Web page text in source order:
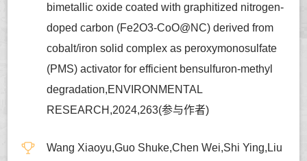
bimetallic oxide coated with graphitized nitrogen-
doped carbon (Fe2O3-CoO@NC) derived from
cobalt/iron solid complex as peroxymonosulfate
(PMS) activator for efficient bensulfuron-methyl
degradation,ENVIRONMENTAL
RESEARCH,2024,263(参与作者)
Wang Xiaoyu,Guo Shuke,Chen Wei,Shi Ying,Liu